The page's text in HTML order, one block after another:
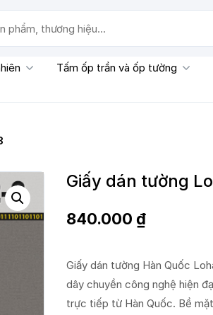
thương hiệu...
Tấm ốp trần và ốp tường
Giấy dán tường
840.000 ₫
Giấy dán tường Hàn Quốc
dây chuyền công nghệ hiện
trực tiếp từ Hàn Quốc. Bề